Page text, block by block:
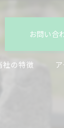
お問い合
社の特徴